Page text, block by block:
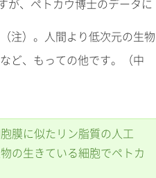
が、ペトカウ博士のデータに
注）。人間より低次元の生物
ど、もっての他です。（中
膜に似たリン脂質の人工
の生きている細胞でペトカ